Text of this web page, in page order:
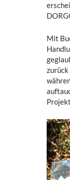
Mit
zurück